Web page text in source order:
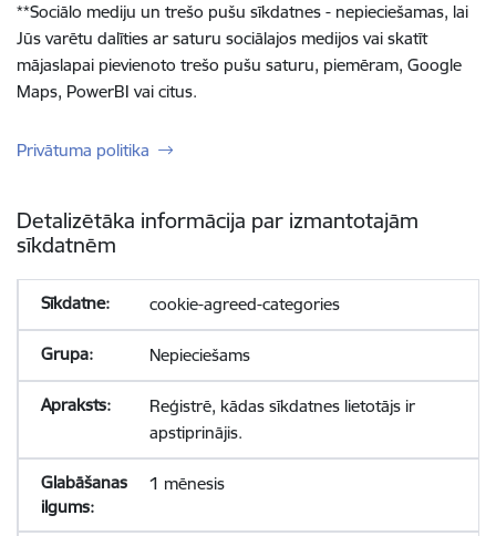
**Sociālo mediju un trešo pušu sīkdatnes - nepieciešamas, lai
Jūs varētu dalīties ar saturu sociālajos medijos vai skatīt
mājaslapai pievienoto trešo pušu saturu, piemēram, Google
Maps, PowerBI vai citus.
Privātuma politika
Detalizētāka informācija par izmantotajām
sīkdatnēm
cookie-agreed-categories
Nepieciešams
Reģistrē, kādas sīkdatnes lietotājs ir
apstiprinājis.
1 mēnesis